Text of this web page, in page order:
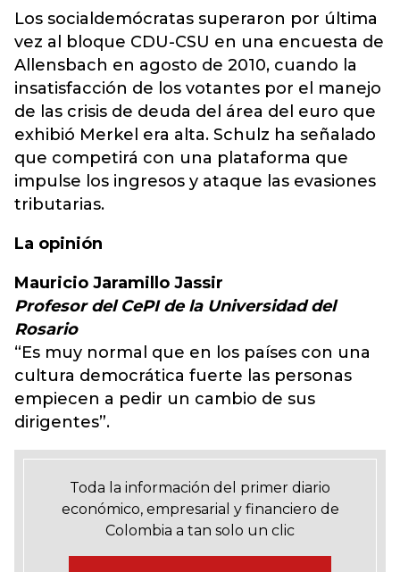
Los socialdemócratas superaron por última
vez al bloque CDU-CSU en una encuesta de
Allensbach en agosto de 2010, cuando la
insatisfacción de los votantes por el manejo
de las crisis de deuda del área del euro que
exhibió Merkel era alta. Schulz ha señalado
que competirá con una plataforma que
impulse los ingresos y ataque las evasiones
tributarias.
La opinión
Mauricio Jaramillo Jassir
Profesor del CePI de la Universidad del
Rosario
“Es muy normal que en los países con una
cultura democrática fuerte las personas
empiecen a pedir un cambio de sus
dirigentes”.
Toda la información del primer diario
económico, empresarial y financiero de
Colombia a tan solo un clic